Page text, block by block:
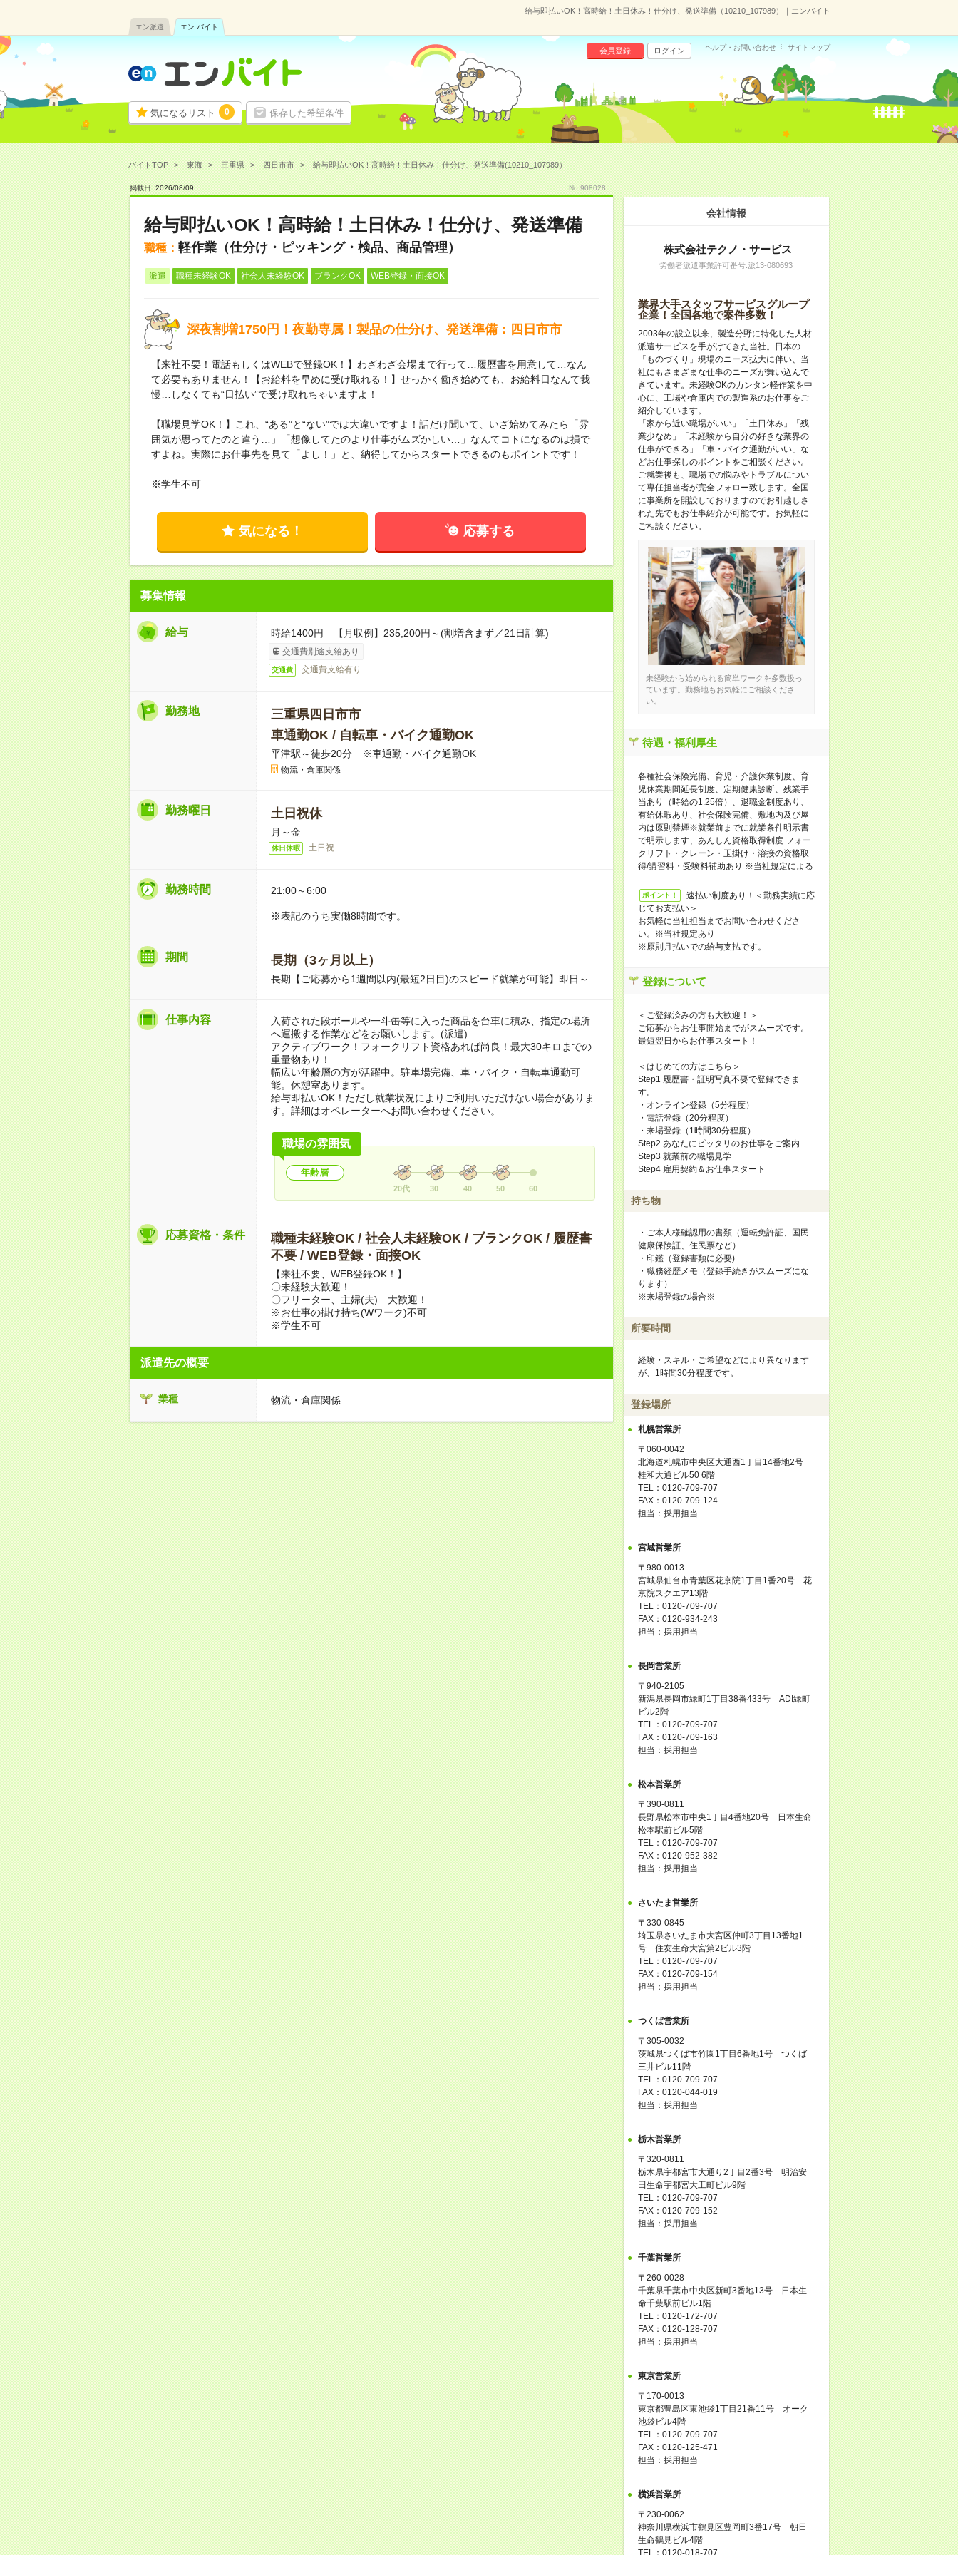
給与即払いOK！高時給！土日休み！仕分け、発送準備（10210_107989）｜エンバイト
エン派遣 エン バイト
気になるリスト 0 保存した希望条件
会員登録 ログイン ヘルプ・お問い合わせ サイトマップ
バイトTOP 東海 三重県 四日市市 給与即払いOK！高時給！土日休み！仕分け、発送準備(10210_107989）
掲載日 :2026/08/09 No.908028
給与即払いOK！高時給！土日休み！仕分け、発送準備
職種： 軽作業（仕分け・ピッキング・検品、商品管理）
派遣 職種未経験OK 社会人未経験OK ブランクOK WEB登録・面接OK
深夜割増1750円！夜勤専属！製品の仕分け、発送準備：四日市市
【来社不要！電話もしくはWEBで登録OK！】わざわざ会場まで行って…履歴書を用意して…なん
て必要もありません！【お給料を早めに受け取れる！】せっかく働き始めても、お給料日なんて我
慢…しなくても“日払い”で受け取れちゃいますよ！
【職場見学OK！】これ、“ある”と“ない”では大違いですよ！話だけ聞いて、いざ始めてみたら「雰
囲気が思ってたのと違う…」「想像してたのより仕事がムズかしい…」なんてコトになるのは損で
すよね。実際にお仕事先を見て「よし！」と、納得してからスタートできるのもポイントです！
※学生不可
気になる！ 応募する
募集情報
給与 時給1400円 【月収例】235,200円～(割増含まず／21日計算)
交通費別途支給あり
交通費 交通費支給有り
勤務地
三重県四日市市
車通勤OK / 自転車・バイク通勤OK
平津駅～徒歩20分 ※車通勤・バイク通勤OK
物流・倉庫関係
勤務曜日 土日祝休
月～金
休日休暇 土日祝
勤務時間 21:00～6:00
※表記のうち実働8時間です。
期間 長期（3ヶ月以上）
長期【ご応募から1週間以内(最短2日目)のスピード就業が可能】即日～
仕事内容
入荷された段ボールや一斗缶等に入った商品を台車に積み、指定の場所
へ運搬する作業などをお願いします。(派遣)
アクティブワーク！フォークリフト資格あれば尚良！最大30キロまでの
重量物あり！
幅広い年齢層の方が活躍中。駐車場完備、車・バイク・自転車通勤可
能。休憩室あります。
給与即払いOK！ただし就業状況によりご利用いただけない場合がありま
す。詳細はオペレーターへお問い合わせください。
職場の雰囲気
年齢層
20代 30 40 50 60
応募資格・条件
職種未経験OK / 社会人未経験OK / ブランクOK / 履歴書
不要 / WEB登録・面接OK
【来社不要、WEB登録OK！】
〇未経験大歓迎！
〇フリーター、主婦(夫) 大歓迎！
※お仕事の掛け持ち(Wワーク)不可
※学生不可
派遣先の概要
業種 物流・倉庫関係
会社情報
株式会社テクノ・サービス
労働者派遣事業許可番号:派13-080693
業界大手スタッフサービスグループ
企業！全国各地で案件多数！
2003年の設立以来、製造分野に特化した人材
派遣サービスを手がけてきた当社。日本の
「ものづくり」現場のニーズ拡大に伴い、当
社にもさまざまな仕事のニーズが舞い込んで
きています。未経験OKのカンタン軽作業を中
心に、工場や倉庫内での製造系のお仕事をご
紹介しています。
「家から近い職場がいい」「土日休み」「残
業少なめ」「未経験から自分の好きな業界の
仕事ができる」「車・バイク通勤がいい」な
どお仕事探しのポイントをご相談ください。
ご就業後も、職場での悩みやトラブルについ
て専任担当者が完全フォロー致します。全国
に事業所を開設しておりますのでお引越しさ
れた先でもお仕事紹介が可能です。お気軽に
ご相談ください。
未経験から始められる簡単ワークを多数扱っ
ています。勤務地もお気軽にご相談くださ
い。
待遇・福利厚生
各種社会保険完備、育児・介護休業制度、育
児休業期間延長制度、定期健康診断、残業手
当あり（時給の1.25倍）、退職金制度あり、
有給休暇あり、社会保険完備、敷地内及び屋
内は原則禁煙※就業前までに就業条件明示書
で明示します、あんしん資格取得制度 フォー
クリフト・クレーン・玉掛け・溶接の資格取
得/講習料・受験料補助あり ※当社規定による
ポイント！
速払い制度あり！＜勤務実績に応
じてお支払い＞
お気軽に当社担当までお問い合わせくださ
い。※当社規定あり
※原則月払いでの給与支払です。
登録について
＜ご登録済みの方も大歓迎！＞
ご応募からお仕事開始までがスムーズです。
最短翌日からお仕事スタート！
＜はじめての方はこちら＞
Step1 履歴書・証明写真不要で登録できま
す。
・オンライン登録（5分程度）
・電話登録（20分程度）
・来場登録（1時間30分程度）
Step2 あなたにピッタリのお仕事をご案内
Step3 就業前の職場見学
Step4 雇用契約＆お仕事スタート
持ち物
・ご本人様確認用の書類（運転免許証、国民
健康保険証、住民票など）
・印鑑（登録書類に必要)
・職務経歴メモ（登録手続きがスムーズにな
ります）
※来場登録の場合※
所要時間
経験・スキル・ご希望などにより異なります
が、1時間30分程度です。
登録場所
札幌営業所
〒060-0042
北海道札幌市中央区大通西1丁目14番地2号
桂和大通ビル50 6階
TEL：0120-709-707
FAX：0120-709-124
担当：採用担当
宮城営業所
〒980-0013
宮城県仙台市青葉区花京院1丁目1番20号 花
京院スクエア13階
TEL：0120-709-707
FAX：0120-934-243
担当：採用担当
長岡営業所
〒940-2105
新潟県長岡市緑町1丁目38番433号 ADI緑町
ビル2階
TEL：0120-709-707
FAX：0120-709-163
担当：採用担当
松本営業所
〒390-0811
長野県松本市中央1丁目4番地20号 日本生命
松本駅前ビル5階
TEL：0120-709-707
FAX：0120-952-382
担当：採用担当
さいたま営業所
〒330-0845
埼玉県さいたま市大宮区仲町3丁目13番地1
号 住友生命大宮第2ビル3階
TEL：0120-709-707
FAX：0120-709-154
担当：採用担当
つくば営業所
〒305-0032
茨城県つくば市竹園1丁目6番地1号 つくば
三井ビル11階
TEL：0120-709-707
FAX：0120-044-019
担当：採用担当
栃木営業所
〒320-0811
栃木県宇都宮市大通り2丁目2番3号 明治安
田生命宇都宮大工町ビル9階
TEL：0120-709-707
FAX：0120-709-152
担当：採用担当
千葉営業所
〒260-0028
千葉県千葉市中央区新町3番地13号 日本生
命千葉駅前ビル1階
TEL：0120-172-707
FAX：0120-128-707
担当：採用担当
東京営業所
〒170-0013
東京都豊島区東池袋1丁目21番11号 オーク
池袋ビル4階
TEL：0120-709-707
FAX：0120-125-471
担当：採用担当
横浜営業所
〒230-0062
神奈川県横浜市鶴見区豊岡町3番17号 朝日
生命鶴見ビル4階
TEL：0120-018-707